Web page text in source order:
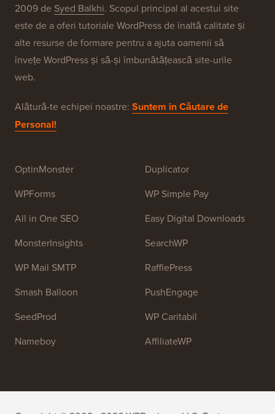
2009 de Syed Balkhi. Scopul principal al acestui site
este de a oferi tutoriale WordPress de înaltă calitate și
alte resurse de formare pentru a ajuta oamenii să
învețe WordPress și să-și îmbunătățească site-urile
web.
Alătură-te echipei noastre: Suntem în Căutare de
Personal!
OptinMonster
WPForms
All in One SEO
MonsterInsights
WP Mail SMTP
Smash Balloon
SeedProd
Nameboy
Duplicator
WP Simple Pay
Easy Digital Downloads
SearchWP
RafflePress
PushEngage
WP Caritabil
AffiliateWP